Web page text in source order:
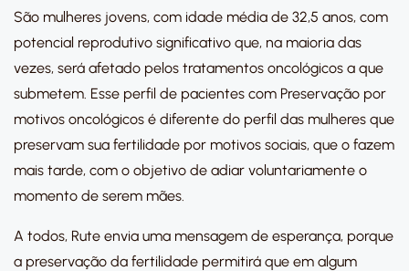
São mulheres jovens, com idade média de 32,5 anos, com
potencial reprodutivo significativo que, na maioria das
vezes, será afetado pelos tratamentos oncológicos a que
submetem. Esse perfil de pacientes com Preservação por
motivos oncológicos é diferente do perfil das mulheres que
preservam sua fertilidade por motivos sociais, que o fazem
mais tarde, com o objetivo de adiar voluntariamente o
momento de serem mães.
A todos, Rute envia uma mensagem de esperança, porque
a preservação da fertilidade permitirá que em algum